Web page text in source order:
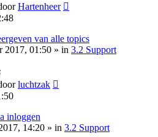
Hartenheer
van alle topics
2017, 01:50 » in 3.2 Support
luchtzak
inloggen
14:20 » in 3.2 Support